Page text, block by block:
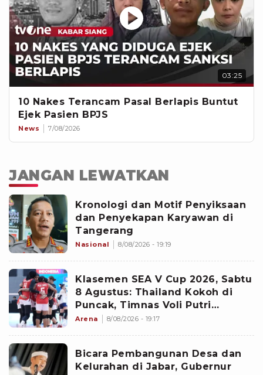
03:25
10 Nakes Terancam Pasal Berlapis Buntut
Ejek Pasien BPJS
News 7/08/2026
JANGAN LEWATKAN
Kronologi dan Motif Penyiksaan
dan Penyekapan Karyawan di
Tangerang
Nasional 8/08/2026 - 19:19
Klasemen SEA V Cup 2026, Sabtu
8 Agustus: Thailand Kokoh di
Puncak, Timnas Voli Putri
Indonesia Turun ke Peringkat
Arena 8/08/2026 - 19:17
Bicara Pembangunan Desa dan
Kelurahan di Jabar, Gubernur